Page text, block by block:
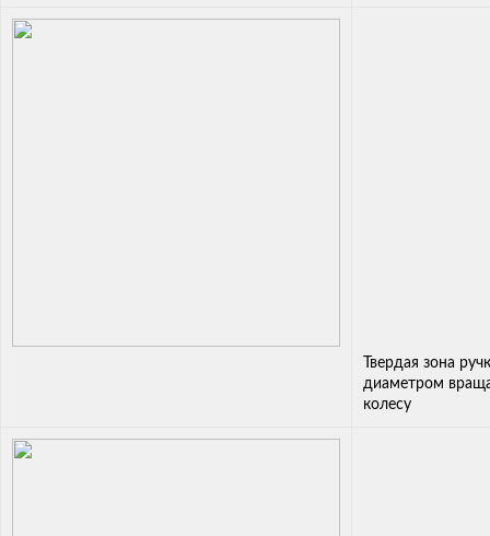
Твердая зона
диаметром
колесу